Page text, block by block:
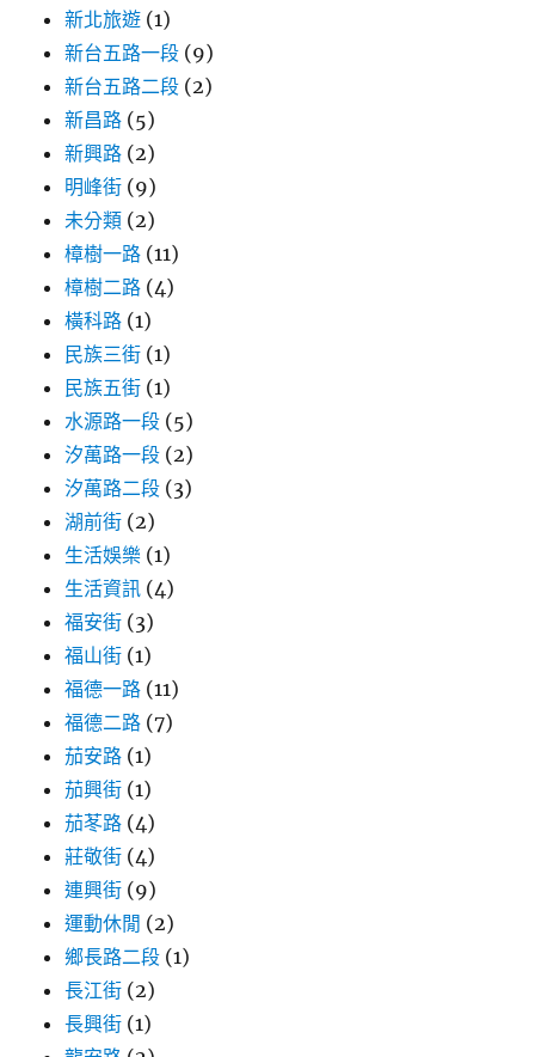
新北旅遊 (1)
新台五路一段 (9)
新台五路二段 (2)
新昌路 (5)
新興路 (2)
明峰街 (9)
未分類 (2)
樟樹一路 (11)
樟樹二路 (4)
橫科路 (1)
民族三街 (1)
民族五街 (1)
水源路一段 (5)
汐萬路一段 (2)
汐萬路二段 (3)
湖前街 (2)
生活娛樂 (1)
生活資訊 (4)
福安街 (3)
福山街 (1)
福德一路 (11)
福德二路 (7)
茄安路 (1)
茄興街 (1)
茄苳路 (4)
莊敬街 (4)
連興街 (9)
運動休閒 (2)
鄉長路二段 (1)
長江街 (2)
長興街 (1)